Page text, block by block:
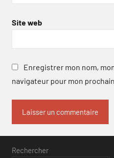
Site web
Enregistrer mon nom,
navigateur pour mon
Rechercher